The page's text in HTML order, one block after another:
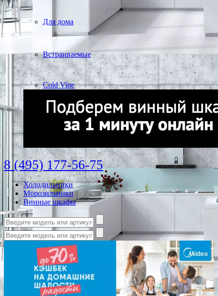
Для дома
Встраиваемые
Cold Vine
8 (495) 177-56-75
Холодильники
Морозильники
Винные шкафы